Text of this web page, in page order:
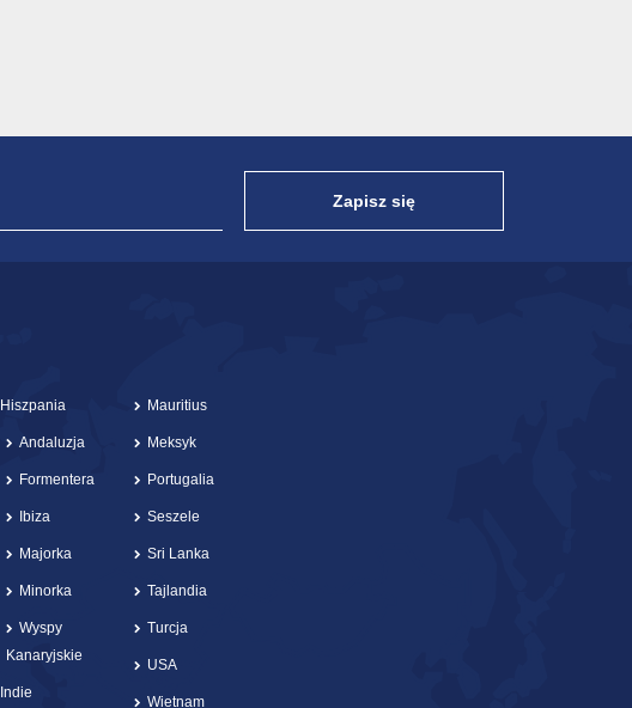
Zapisz się
Hiszpania
Andaluzja
Formentera
Ibiza
Majorka
Minorka
Wyspy
Kanaryjskie
Indie
Mauritius
Meksyk
Portugalia
Seszele
Sri Lanka
Tajlandia
Turcja
USA
Wietnam